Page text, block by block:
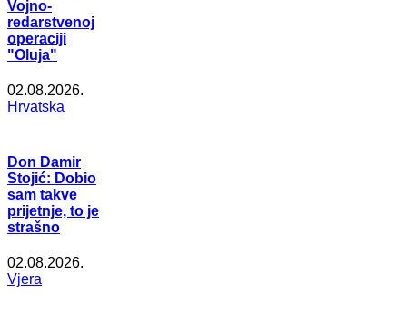
Vojno-
redarstvenoj
operaciji
"Oluja"
02.08.2026.
Hrvatska
Don Damir
Stojić: Dobio
sam takve
prijetnje, to je
strašno
02.08.2026.
Vjera